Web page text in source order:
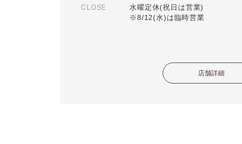
CLOSE
水曜定休(祝日は営業)
※8/12(水)は臨時営業
店舗詳細